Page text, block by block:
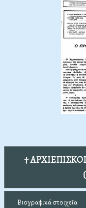
†
Βιογραφικά στοιχεῖα